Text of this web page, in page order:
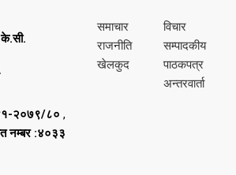
२०७९/८० ,
नम्बर :४०३३
समाचार
राजनीति
खेलकुद
विचार
सम्पादकीय
पाठकपत्र
अन्तरवार्ता